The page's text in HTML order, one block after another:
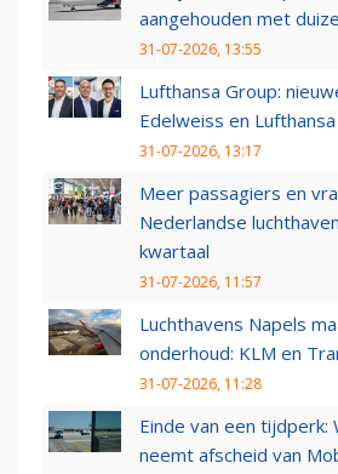
aangehouden met
31-07-2026, 13:55
Lufthansa Group:
Edelweiss en
31-07-2026, 13:17
Meer passagiers en
Nederlandse
kwartaal
31-07-2026, 11:57
Luchthavens Napels
onderhoud: KLM en
31-07-2026, 11:28
Einde van een tijdperk:
neemt afscheid van